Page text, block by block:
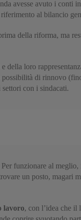
avesse avuto i conti
al bilancio
della riforma, ma
della loro
di rinnovo
con i sindacati.
Per funzionare al meglio,
un posto, magari
lavoro, con l’idea che il